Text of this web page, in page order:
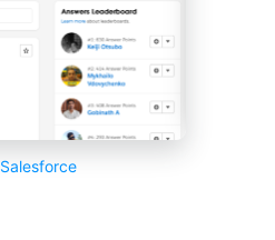
Salesforce